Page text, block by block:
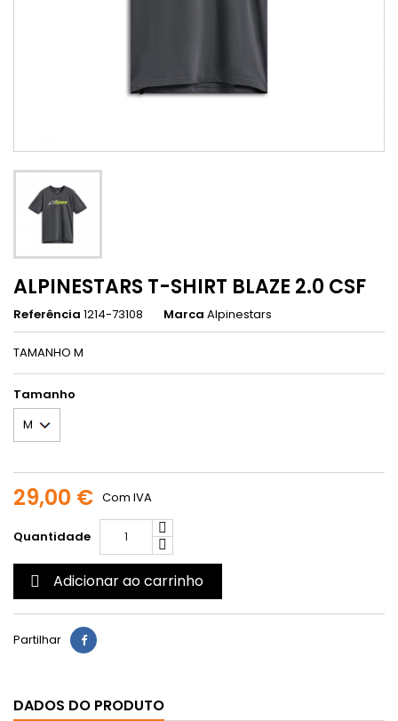
ALPINESTARS T-SHIRT BLAZE 2.0 CSF
Referência 1214-73108 Marca Alpinestars
TAMANHO M
Tamanho
29,00 € Com IVA
Quantidade
 Adicionar ao carrinho
Partilhar
DADOS DO PRODUTO